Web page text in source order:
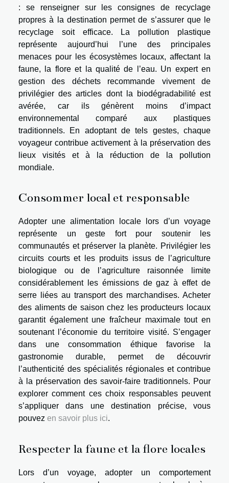
: se renseigner sur les consignes de recyclage
propres à la destination permet de s’assurer que le
recyclage soit efficace. La pollution plastique
représente aujourd’hui l’une des principales
menaces pour les écosystèmes locaux, affectant la
faune, la flore et la qualité de l’eau. Un expert en
gestion des déchets recommande vivement de
privilégier des articles dont la biodégradabilité est
avérée, car ils génèrent moins d’impact
environnemental comparé aux plastiques
traditionnels. En adoptant de tels gestes, chaque
voyageur contribue activement à la préservation des
lieux visités et à la réduction de la pollution
mondiale.
Consommer local et responsable
Adopter une alimentation locale lors d’un voyage
représente un geste fort pour soutenir les
communautés et préserver la planète. Privilégier les
circuits courts et les produits issus de l’agriculture
biologique ou de l’agriculture raisonnée limite
considérablement les émissions de gaz à effet de
serre liées au transport des marchandises. Acheter
des aliments de saison chez les producteurs locaux
garantit également une fraîcheur maximale tout en
soutenant l’économie du territoire visité. S’engager
dans une consommation éthique favorise la
gastronomie durable, permet de découvrir
l’authenticité des spécialités régionales et contribue
à la préservation des savoir-faire traditionnels. Pour
explorer comment ces choix responsables peuvent
s’appliquer dans une destination précise, vous
pouvez en savoir plus ici.
Respecter la faune et la flore locales
Lors d’un voyage, adopter un comportement